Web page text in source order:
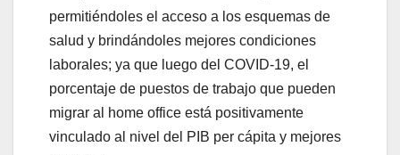
permitiéndoles el acceso a los esquemas de
salud y brindándoles mejores condiciones
laborales; ya que luego del COVID-19, el
porcentaje de puestos de trabajo que pueden
migrar al home office está positivamente
vinculado al nivel del PIB per cápita y mejores